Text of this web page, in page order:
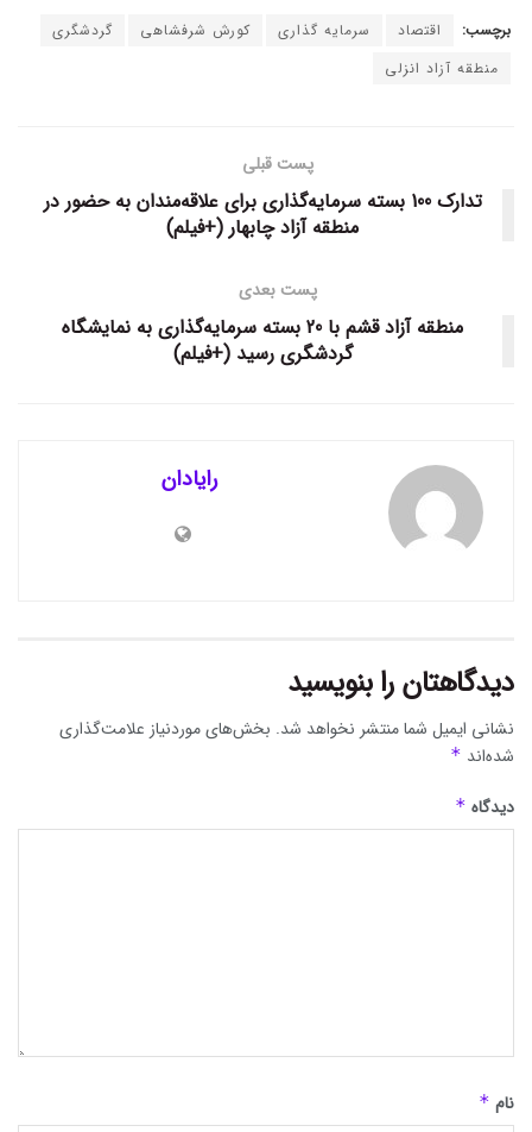
برچسب: اقتصاد سرمایه گذاری کورش شرفشاهی
گردشگری
منطقه آزاد انزلی
پست قبلی
تدارک 100 بسته سرمایه‌گذاری برای علاقه‌مندان به حضور در
منطقه آزاد چابهار (+فیلم)
پست بعدی
منطقه آزاد قشم با 20 بسته سرمایه‌گذاری به نمایشگاه
گردشگری رسید (+فیلم)
رایادان
دیدگاهتان را بنویسید
نشانی ایمیل شما منتشر نخواهد شد. بخش‌های موردنیاز علامت‌گذاری
شده‌اند *
دیدگاه *
نام *